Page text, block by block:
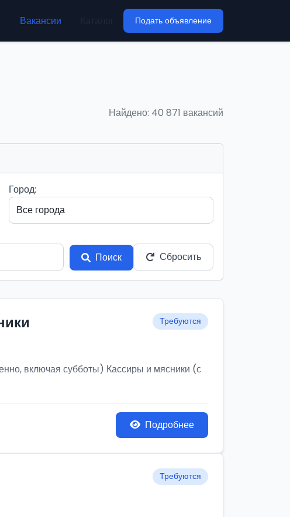
Вакансии Подать объявление
Найдено: 40 871 вакансий
Город:
Поиск
Сбросить
Требуются
включая субботы) Кассиры и мясники (с
Подробнее
Требуются